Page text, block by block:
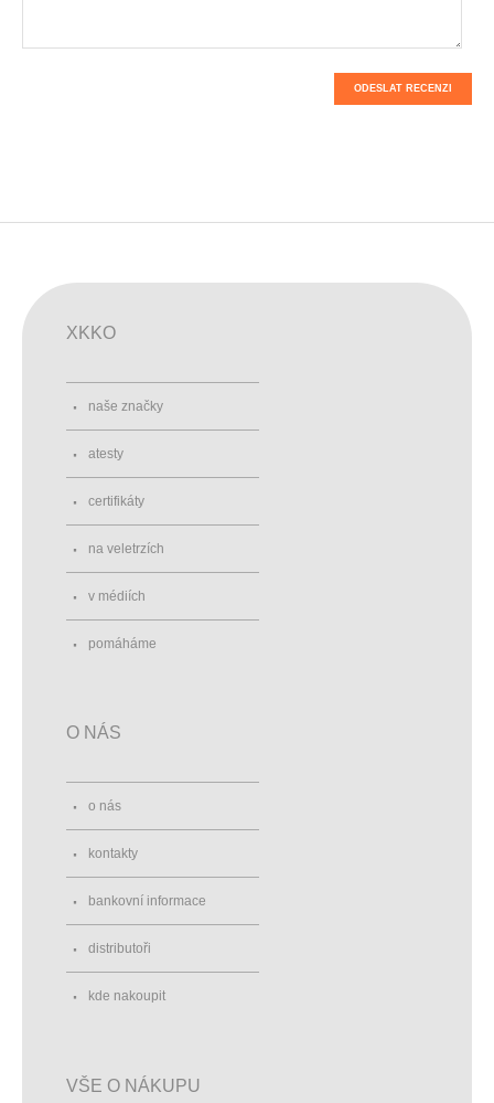
ODESLAT RECENZI
XKKO
naše značky
atesty
certifikáty
na veletrzích
v médiích
pomáháme
O NÁS
o nás
kontakty
bankovní informace
distributoři
kde nakoupit
VŠE O NÁKUPU